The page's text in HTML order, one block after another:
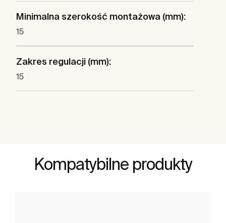
Minimalna szerokość montażowa (mm):
15
Zakres regulacji (mm):
15
Kompatybilne produkty